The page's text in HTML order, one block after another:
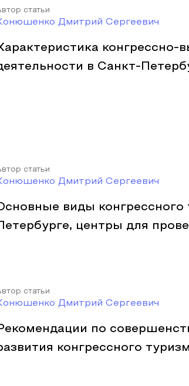
статьи
Дмитрий Сергеевич
конгрессно-
в Санкт-
статьи
Дмитрий Сергеевич
виды конгрессного
Петербурге, центры для
статьи
Дмитрий Сергеевич
по
конгрессного